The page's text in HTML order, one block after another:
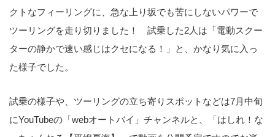
クトなフィーリングに、急な上り坂でも苦にしないパワーで
ツーリングを走り切りました！ 試乗した2人は「電動スクー
ターの静かで速い感じはクセになる！」と、かなり気に入っ
た様子でした。
試乗の様子や、ツーリングの立ち寄りスポットなどは7月中旬
にYouTubeの「webオートバイ」チャンネルと、「はしれ！な